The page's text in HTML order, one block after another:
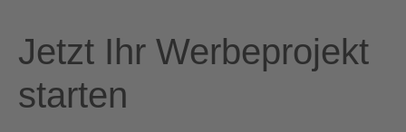
Jetzt Ihr Werbeprojekt
starten